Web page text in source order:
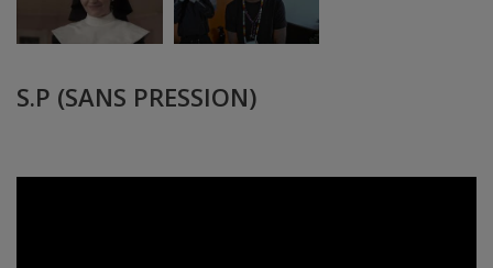
S.P (SANS PRESSION)